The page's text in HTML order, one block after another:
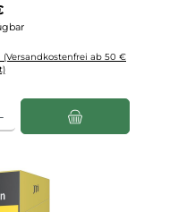
Preis:
(Versandkostenfrei ab 50 €